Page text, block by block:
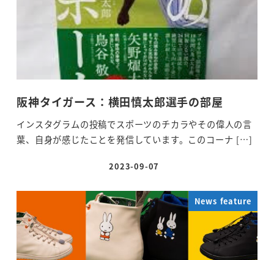
阪神タイガース：横田慎太郎選手の部屋
インスタグラムの投稿でスポーツのチカラやその偉人の言
葉、自身が感じたことを発信しています。このコーナ […]
投稿日
2023-09-07
News feature